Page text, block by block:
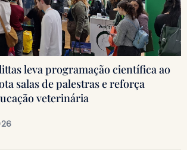
leva programação científica ao
salas de palestras e reforça
veterinária